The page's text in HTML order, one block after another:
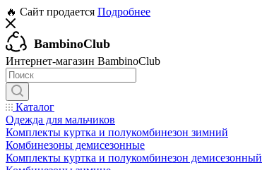
🔥 Сайт продается Подробнее
BambinoClub
Интернет-магазин BambinoClub
Каталог
Одежда для мальчиков
Комплекты куртка и полукомбинезон зимний
Комбинезоны демисезонные
Комплекты куртка и полукомбинезон демисезонный